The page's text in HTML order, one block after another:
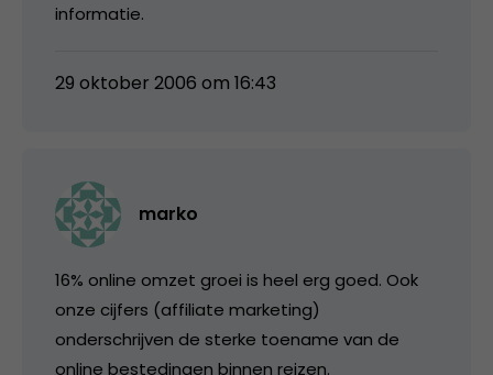
informatie.
29 oktober 2006 om 16:43
marko
16% online omzet groei is heel erg goed. Ook
onze cijfers (affiliate marketing)
onderschrijven de sterke toename van de
online bestedingen binnen reizen.